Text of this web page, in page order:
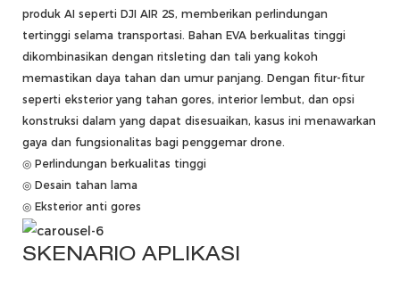
produk AI seperti DJI AIR 2S, memberikan perlindungan
tertinggi selama transportasi. Bahan EVA berkualitas tinggi
dikombinasikan dengan ritsleting dan tali yang kokoh
memastikan daya tahan dan umur panjang. Dengan fitur-fitur
seperti eksterior yang tahan gores, interior lembut, dan opsi
konstruksi dalam yang dapat disesuaikan, kasus ini menawarkan
gaya dan fungsionalitas bagi penggemar drone.
◎ Perlindungan berkualitas tinggi
◎ Desain tahan lama
◎ Eksterior anti gores
SKENARIO APLIKASI